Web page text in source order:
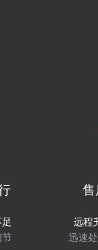
节
售
远程
迅速